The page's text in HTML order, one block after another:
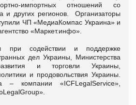
импортных отношений со
и других регионов. Организаторы
ЧП «МедиаКомпас Украина» и
«Маркет.инфо».
содействии и поддержке
дел Украины, Министерства
и торговли Украины,
и продовольствия Украины.
– компании «ICFLegalService»,